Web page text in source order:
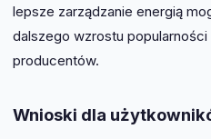
lepsze zarządzanie energią
dalszego wzrostu popularności
producentów.
Wnioski dla